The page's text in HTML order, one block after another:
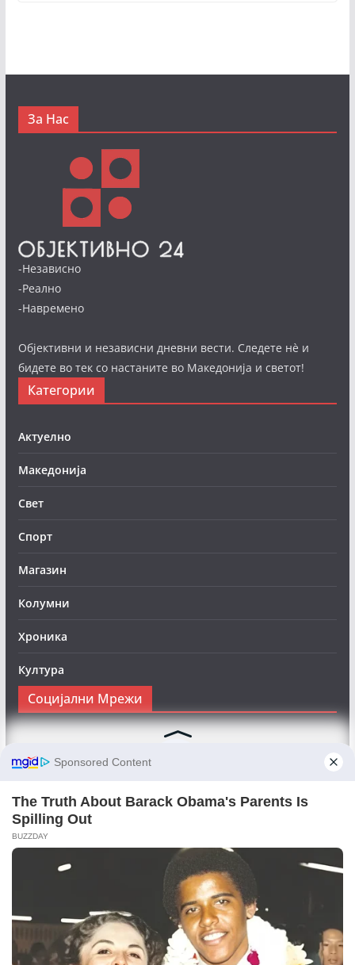
За Нас
-Независно
-Реално
-Навремено
Објективни и независни дневни вести. Следете нè и
бидете во тек со настаните во Македонија и светот!
Категории
Актуелно
Македонија
Свет
Спорт
Магазин
Колумни
Хроника
Култура
Социјални Мрежи
Следете нè на Фејсбук за да сте во тек со најновите